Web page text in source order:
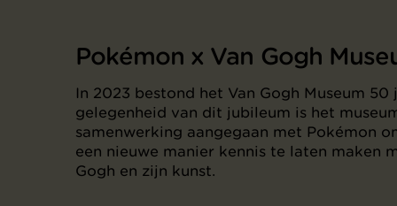
Pokémon x Van Gogh
In 2023 bestond het Van Gogh Museum 50
gelegenheid van dit jubileum is het
samenwerking aangegaan met Pokémon
een nieuwe manier kennis te laten maken
Gogh en zijn kunst.